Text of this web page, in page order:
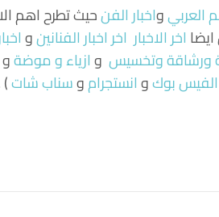
العربيواخبار الفنحيث تطرح اهم
اخر الاخبار اخر اخبار الفنانينو
وتخسيسوازياء و موضةو
الفيس بوكوانستجراموسناب شات.